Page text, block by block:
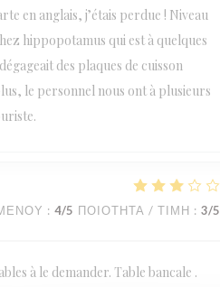
en anglais, j’étais perdue ! Niveau
hippopotamus qui est à quelques
des plaques de cuisson
le personnel nous ont à plusieurs
: 4/5 ΠΟΙΌΤΗΤΑ / ΤΙΜΉ : 3/5
à le demander. Table bancale .